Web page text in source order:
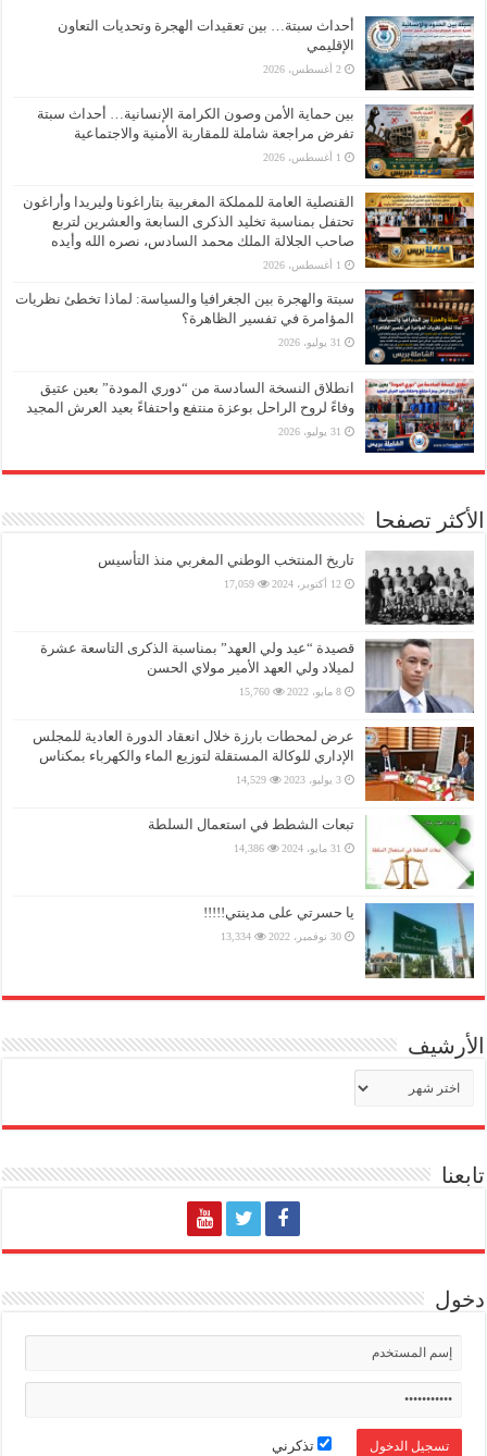
أحداث سبتة… بين تعقيدات الهجرة وتحديات التعاون
الإقليمي
2 أغسطس، 2026
بين حماية الأمن وصون الكرامة الإنسانية… أحداث سبتة
تفرض مراجعة شاملة للمقاربة الأمنية والاجتماعية
1 أغسطس، 2026
القنصلية العامة للمملكة المغربية بتاراغونا وليريدا وأراغون
تحتفل بمناسبة تخليد الذكرى السابعة والعشرين لتربع
صاحب الجلالة الملك محمد السادس، نصره الله وأيده
1 أغسطس، 2026
سبتة والهجرة بين الجغرافيا والسياسة: لماذا تخطئ نظريات
المؤامرة في تفسير الظاهرة؟
31 يوليو، 2026
انطلاق النسخة السادسة من “دوري المودة” بعين عتيق
وفاءً لروح الراحل بوعزة منتفع واحتفاءً بعيد العرش المجيد
31 يوليو، 2026
الأكثر تصفحا
تاريخ المنتخب الوطني المغربي منذ التأسيس
12 أكتوبر، 2024 17,059
قصيدة “عيد ولي العهد” بمناسبة الذكرى التاسعة عشرة
لميلاد ولي العهد الأمير مولاي الحسن
8 مايو، 2022 15,760
عرض لمحطات بارزة خلال انعقاد الدورة العادية للمجلس
الإداري للوكالة المستقلة لتوزيع الماء والكهرباء بمكناس
3 يوليو، 2023 14,529
تبعات الشطط في استعمال السلطة
31 مايو، 2024 14,386
يا حسرتي على مدينتي!!!!!
30 نوفمبر، 2022 13,334
الأرشيف
الأرشيف
تابعنا
دخول
تذكرني